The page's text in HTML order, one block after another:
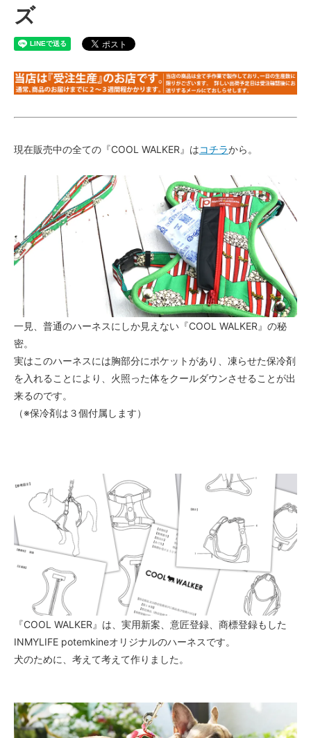
ズ
現在販売中の全ての『COOL WALKER』はコチラから。
一見、普通のハーネスにしか見えない『COOL WALKER』の秘
密。
実はこのハーネスには胸部分にポケットがあり、凍らせた保冷剤
を入れることにより、火照った体をクールダウンさせることが出
来るのです。
（※保冷剤は３個付属します）
『COOL WALKER』は、実用新案、意匠登録、商標登録もした
INMYLIFE potemkineオリジナルのハーネスです。
犬のために、考えて考えて作りました。